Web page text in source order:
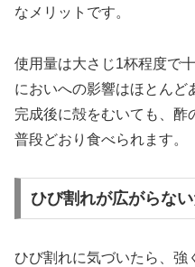
なメリットです。
使用量は大さじ1杯程度で
においへの影響はほとんど
完成後に殻をむいても、酢
普段どおり食べられます。
ひび割れが広がらな
ひび割れに気づいたら、強